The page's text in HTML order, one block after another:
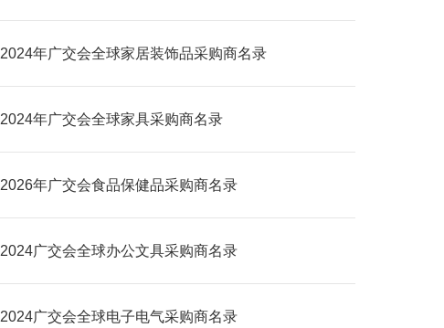
2024年广交会全球家居装饰品采购商名录
2024年广交会全球家具采购商名录
2026年广交会食品保健品采购商名录
2024广交会全球办公文具采购商名录
2024广交会全球电子电气采购商名录